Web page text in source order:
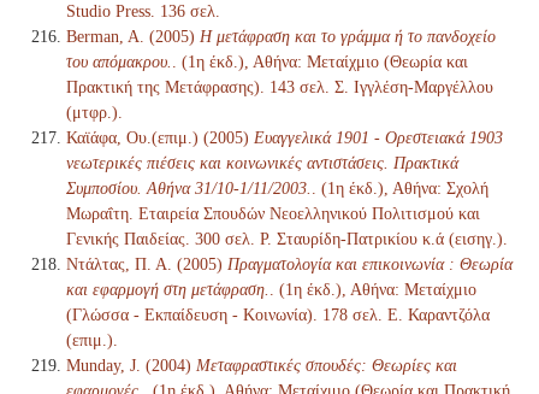
Studio Press. 136 σελ.
Berman, A. (2005) Η μετάφραση και το γράμμα ή το πανδοχείο
του απόμακρου.
. (1η έκδ.), Αθήνα: Μεταίχμιο (Θεωρία και
Πρακτική της Μετάφρασης). 143 σελ. Σ. Ιγγλέση-Μαργέλλου
(μτφρ.).
Καϊάφα, Ου.(επιμ.) (2005) Ευαγγελικά 1901 - Ορεστειακά 1903
νεωτερικές πιέσεις και κοινωνικές αντιστάσεις. Πρακτικά
Συμποσίου. Αθήνα 31/10-1/11/2003.
. (1η έκδ.), Αθήνα: Σχολή
Μωραΐτη. Εταιρεία Σπουδών Νεοελληνικού Πολιτισμού και
Γενικής Παιδείας. 300 σελ. Ρ. Σταυρίδη-Πατρικίου κ.ά (εισηγ.).
Ντάλτας, Π. Α. (2005) Πραγματολογία και επικοινωνία : Θεωρία
και εφαρμογή στη μετάφραση.
. (1η έκδ.), Αθήνα: Μεταίχμιο
(Γλώσσα - Εκπαίδευση - Κοινωνία). 178 σελ. Ε. Καραντζόλα
(επιμ.).
Munday, J. (2004) Μεταφραστικές σπουδές: Θεωρίες και